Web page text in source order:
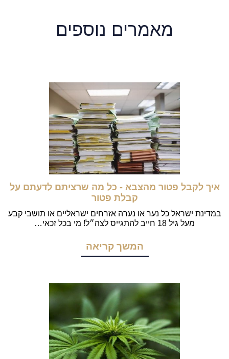
מאמרים נוספים
איך לקבל פטור מהצבא - כל מה שרציתם לדעתם על
קבלת פטור
במדינת ישראל כל נער או נערה אזרחים ישראליים או תושבי קבע
מעל גיל 18 חייב להתגייס לצה״ל! מי בכל זכאי…
המשך קריאה